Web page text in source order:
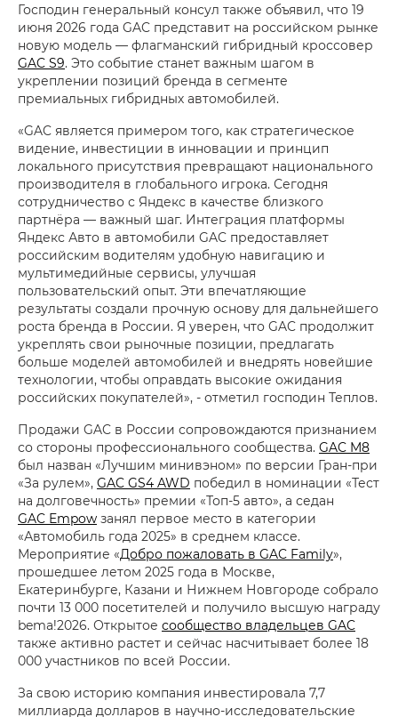
Господин генеральный консул также объявил, что 19
июня 2026 года GAC представит на российском рынке
новую модель — флагманский гибридный кроссовер
GAC S9. Это событие станет важным шагом в
укреплении позиций бренда в сегменте
премиальных гибридных автомобилей.
«GAC является примером того, как стратегическое
видение, инвестиции в инновации и принцип
локального присутствия превращают национального
производителя в глобального игрока. Сегодня
сотрудничество с Яндекс в качестве близкого
партнёра — важный шаг. Интеграция платформы
Яндекс Авто в автомобили GAC предоставляет
российским водителям удобную навигацию и
мультимедийные сервисы, улучшая
пользовательский опыт. Эти впечатляющие
результаты создали прочную основу для дальнейшего
роста бренда в России. Я уверен, что GAC продолжит
укреплять свои рыночные позиции, предлагать
больше моделей автомобилей и внедрять новейшие
технологии, чтобы оправдать высокие ожидания
российских покупателей», - отметил господин Теплов.
Продажи GAC в России сопровождаются признанием
со стороны профессионального сообщества. GAC M8
был назван «Лучшим минивэном» по версии Гран-при
«За рулем», GAC GS4 AWD победил в номинации «Тест
на долговечность» премии «Топ-5 авто», а седан
GAC Empow занял первое место в категории
«Автомобиль года 2025» в среднем классе.
Мероприятие «Добро пожаловать в GAC Family»,
прошедшее летом 2025 года в Москве,
Екатеринбурге, Казани и Нижнем Новгороде собрало
почти 13 000 посетителей и получило высшую награду
bema!2026. Открытое сообщество владельцев GAC
также активно растет и сейчас насчитывает более 18
000 участников по всей России.
За свою историю компания инвестировала 7,7
миллиарда долларов в научно-исследовательские